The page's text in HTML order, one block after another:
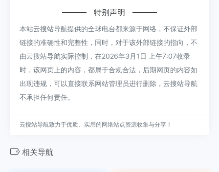
特别声明
本站云搜站导航提供的全球电台都来源于网络，不保证外部
链接的准确性和完整性，同时，对于该外部链接的指向，不
由云搜站导航实际控制，在2026年3月1日 上午7:07收录
时，该网页上的内容，都属于合规合法，后期网页的内容如
出现违规，可以直接联系网站管理员进行删除，云搜站导航
不承担任何责任。
云搜站导航致力于优质、实用的网络站点资源收集与分享！
相关导航